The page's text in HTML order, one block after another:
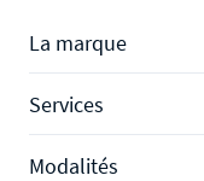
La marque
Services
Modalités